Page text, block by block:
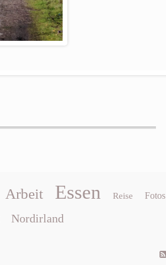
Arbeit Essen Reise Fotos
Nordirland